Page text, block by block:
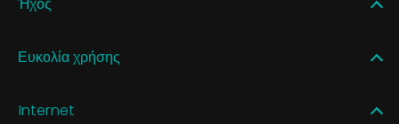
Ευκολία χρήσης
Internet